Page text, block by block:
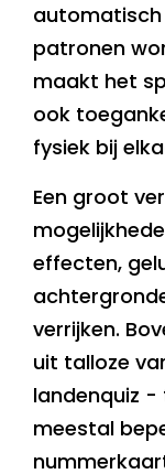
automatisch
patronen
maakt het
ook
fysiek bij
Een groot
effecten,
verrijken.
uit talloze
landenquiz
meestal